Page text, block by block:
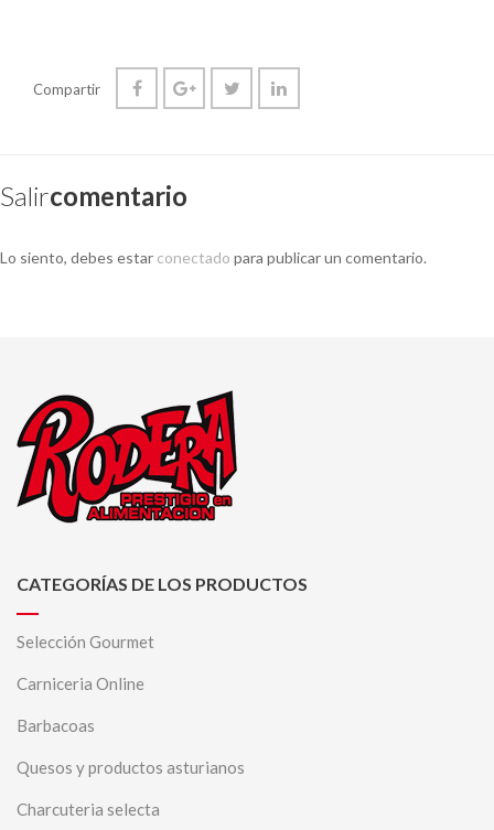
Compartir
SalirComentario
Lo siento, debes estar conectado para publicar un comentario.
CATEGORÍAS DE LOS PRODUCTOS
Selección Gourmet
Carniceria Online
Barbacoas
Quesos y productos asturianos
Charcuteria selecta